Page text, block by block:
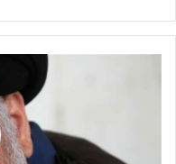
الأمريكي